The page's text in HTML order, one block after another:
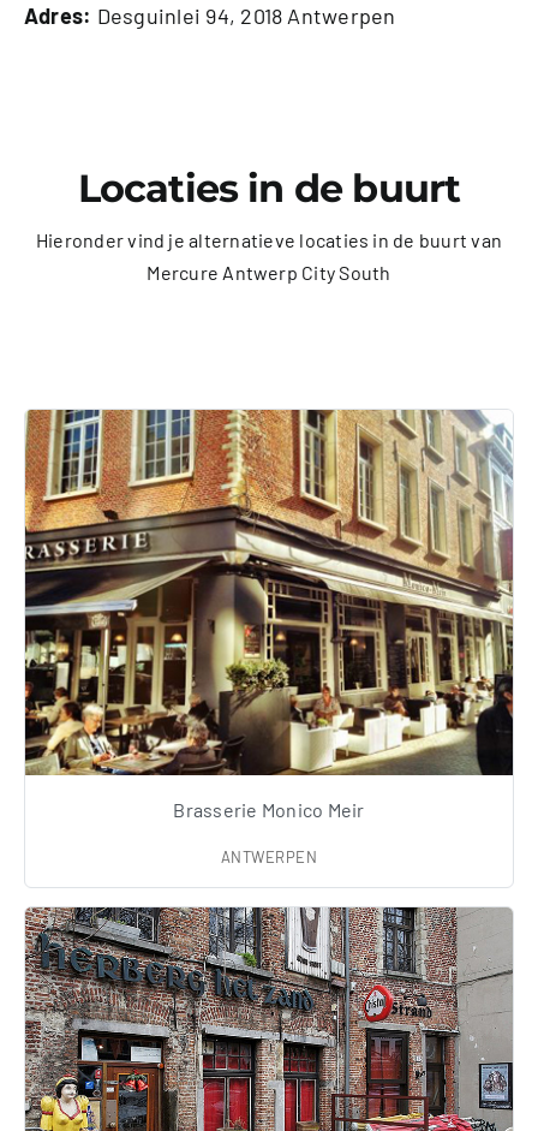
Adres: Desguinlei 94, 2018 Antwerpen
Locaties in de buurt
Hieronder vind je alternatieve locaties in de buurt van
Mercure Antwerp City South
Brasserie Monico Meir
ANTWERPEN